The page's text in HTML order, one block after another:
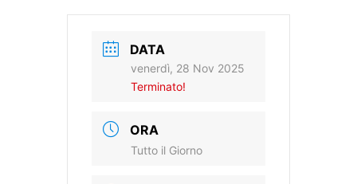
DATA
venerdì, 28 Nov 2025
Terminato!
ORA
Tutto il Giorno